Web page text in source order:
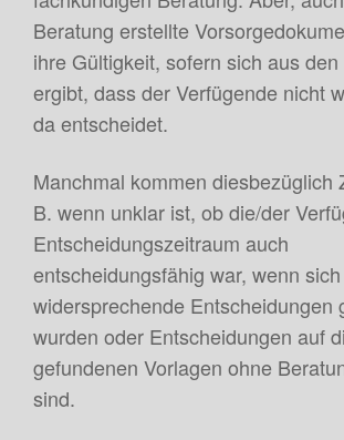
Beratung erstellte
ihre Gültigkeit, sofern sich aus
ergibt, dass der Verfügende nicht
da entscheidet.
Manchmal kommen diesbezüglich
B. wenn unklar ist, ob die/der
Entscheidungszeitraum auch
entscheidungsfähig war, wenn sich
widersprechende Entscheidungen
wurden oder Entscheidungen auf
gefundenen Vorlagen ohne
sind.